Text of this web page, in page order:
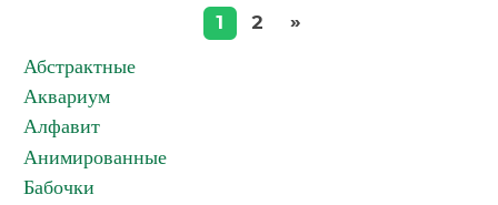
1 2 »
Абстрактные
Аквариум
Алфавит
Анимированные
Бабочки